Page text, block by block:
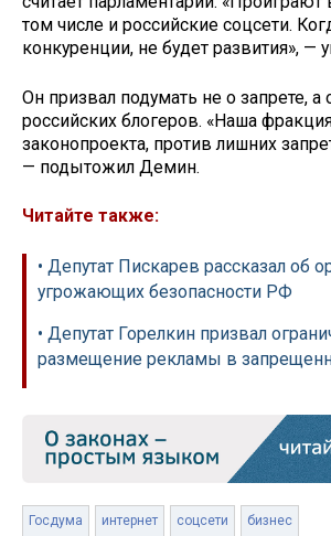
том числе и российские соцсети.
конкуренции, не будет развития», —
Он призвал подумать не о запрете,
российских блогеров. «Наша
законопроекта, против лишних
— подытожил Демин.
Читайте также:
• Депутат Пискарев рассказал об
угрожающих безопасности РФ
• Депутат Горелкин призвал
размещение рекламы в
Госдума интернет соцсети бизнес